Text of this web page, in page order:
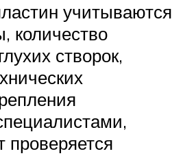
учитываются
количество
створок,
проверяется